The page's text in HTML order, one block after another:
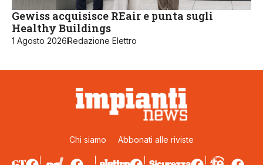
Gewiss acquisisce REair e punta sugli
Healthy Buildings
1 Agosto 2026Redazione Elettro
Chi siamo Abbonati alle riviste